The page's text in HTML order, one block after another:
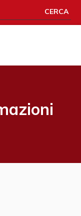
CERCA